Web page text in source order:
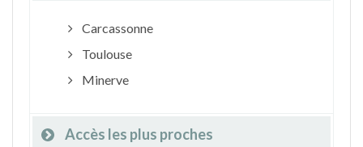
Carcassonne
Toulouse
Minerve
Accès les plus proches